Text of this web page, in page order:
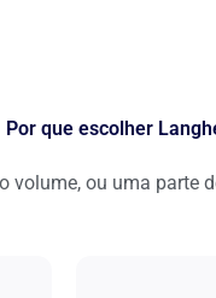
Por que escolher
ou uma